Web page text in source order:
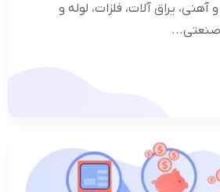
آهنی، یراق آلات، فلزات، لوله و
صنعتی...